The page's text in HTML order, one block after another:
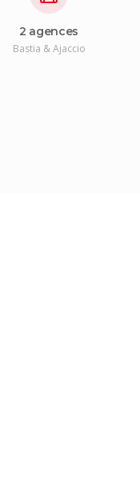
2 agences
Bastia & Ajaccio